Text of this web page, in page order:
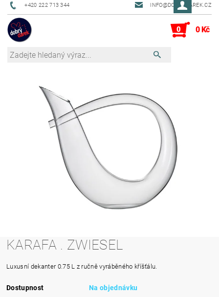
+420 222 713 344 INFO@DOBRYDAREK.CZ
0 0 Kč
KARAFA . ZWIESEL
Luxusní dekanter 0.75 L z ručně vyráběného kříšťálu.
Dostupnost Na objednávku